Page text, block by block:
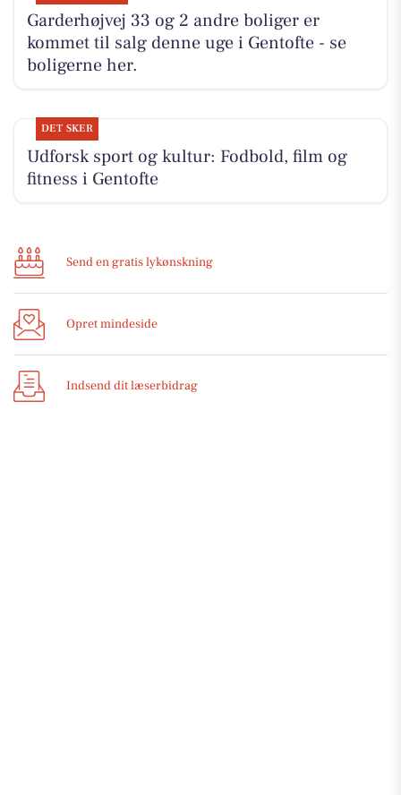
Garderhøjvej 33 og 2 andre boliger er
kommet til salg denne uge i Gentofte - se
boligerne her.
DET SKER
Udforsk sport og kultur: Fodbold, film og
fitness i Gentofte
Send en gratis lykønskning
Opret mindeside
Indsend dit læserbidrag